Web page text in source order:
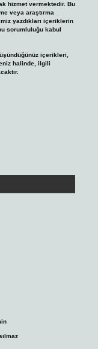
hizmet vermektedir. Bu
veya araştırma
yazdıkları içeriklerin
sorumluluğu kabul
içerikleri,
halinde, ilgili